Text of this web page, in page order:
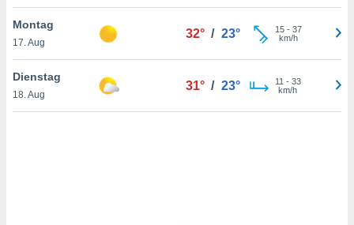
der
weiterhin
Montag
17. Aug
32° / 23° 15- 37
km/h
Dienstag
18. Aug
31° / 23° 11 - 33
km/h